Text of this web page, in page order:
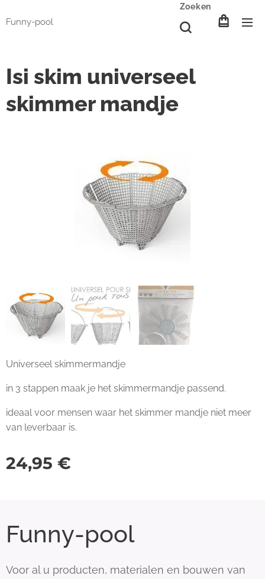
Funny-pool
Zoeken
Isi skim universeel
skimmer mandje
Universeel skimmermandje
in 3 stappen maak je het skimmermandje passend.
ideaal voor mensen waar het skimmer mandje niet meer
van leverbaar is.
24,95 €
Funny-pool
Voor al u producten, materialen en bouwen van